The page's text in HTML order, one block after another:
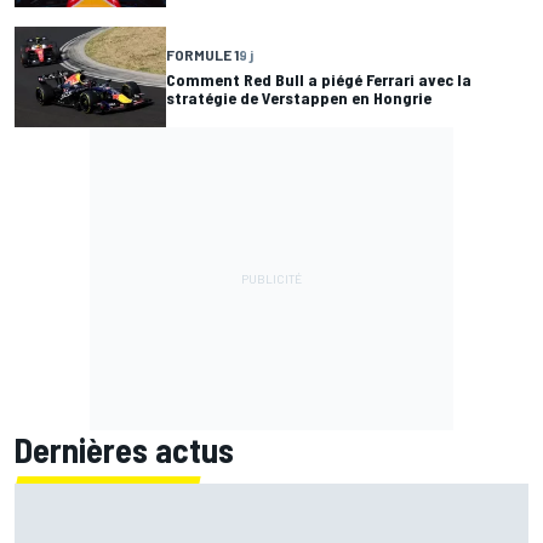
FORMULE 19 j
Comment Red Bull a piégé Ferrari avec la
stratégie de Verstappen en Hongrie
Dernières actus